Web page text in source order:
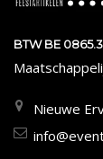
BTW BE
Nieuwe